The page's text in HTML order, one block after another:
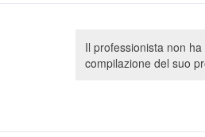
Il professionista non
compilazione del suo